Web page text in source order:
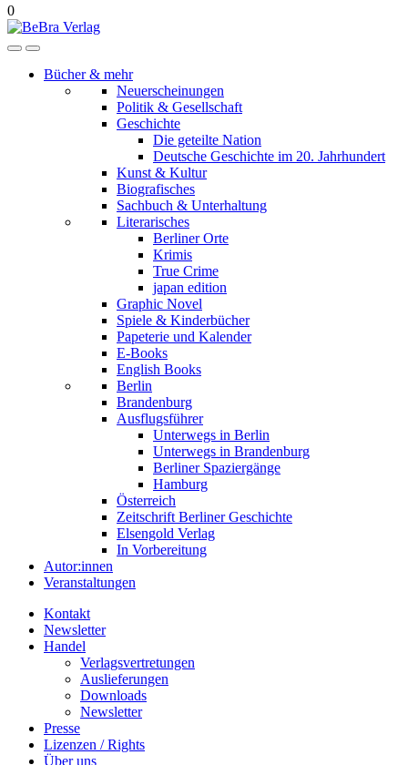
0
Bücher & mehr
Neuerscheinungen
Politik & Gesellschaft
Geschichte
Die geteilte Nation
Deutsche Geschichte im 20. Jahrhundert
Kunst & Kultur
Biografisches
Sachbuch & Unterhaltung
Literarisches
Berliner Orte
Krimis
True Crime
japan edition
Graphic Novel
Spiele & Kinderbücher
Papeterie und Kalender
E-Books
English Books
Berlin
Brandenburg
Ausflugsführer
Unterwegs in Berlin
Unterwegs in Brandenburg
Berliner Spaziergänge
Hamburg
Österreich
Zeitschrift Berliner Geschichte
Elsengold Verlag
In Vorbereitung
Autor:innen
Veranstaltungen
Kontakt
Newsletter
Handel
Verlagsvertretungen
Auslieferungen
Downloads
Newsletter
Presse
Lizenzen / Rights
Über uns